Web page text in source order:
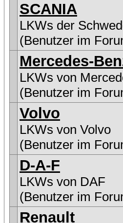
SCANIA
LKWs der
(Benutzer im
Mercedes-
LKWs von
(Benutzer im
Volvo
LKWs von Volvo
(Benutzer im
D-A-F
LKWs von DAF
(Benutzer im
Renault